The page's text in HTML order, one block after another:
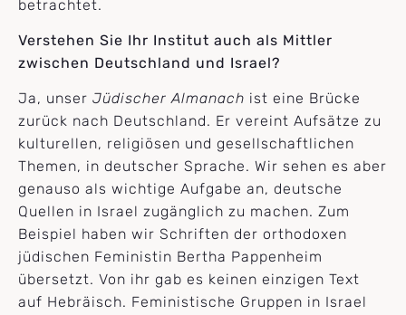
betrachtet.
Verstehen Sie Ihr Institut auch als Mittler
zwischen Deutschland und Israel?
Ja, unser Jüdischer Almanach ist eine Brücke
zurück nach Deutschland. Er vereint Aufsätze zu
kulturellen, religiösen und gesellschaftlichen
Themen, in deutscher Sprache. Wir sehen es aber
genauso als wichtige Aufgabe an, deutsche
Quellen in Israel zugänglich zu machen. Zum
Beispiel haben wir Schriften der orthodoxen
jüdischen Feministin Bertha Pappenheim
übersetzt. Von ihr gab es keinen einzigen Text
auf Hebräisch. Feministische Gruppen in Israel